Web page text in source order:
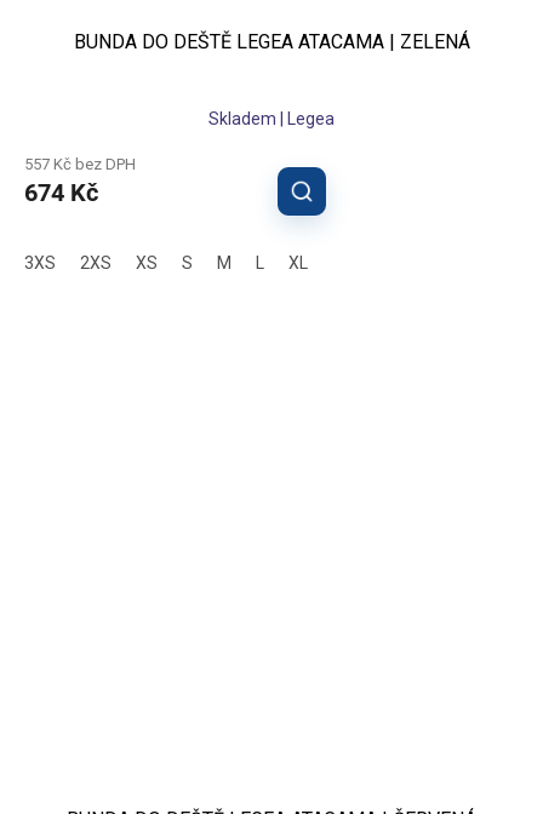
BUNDA DO DEŠTĚ LEGEA ATACAMA | ZELENÁ
Skladem | Legea
557 Kč bez DPH
674 Kč
3XS 2XS XS S M XL